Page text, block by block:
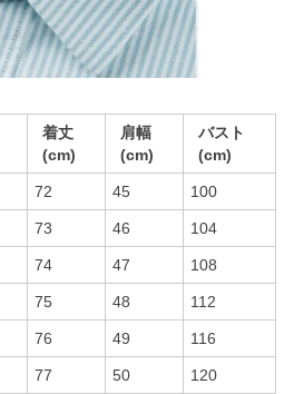
着丈
(cm)
肩幅
(cm)
バスト
(cm)
72 45 100
73 46 104
74 47 108
75 48 112
76 49 116
77 50 120